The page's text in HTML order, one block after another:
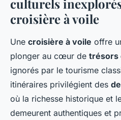
dans des
Inexplorés
Sandro •25 avril 2025•5 min de
culturels
croisière à voile
Une croisière à voile offre
plonger au cœur de trésors
ignorés par le tourisme
itinéraires privilégient des
où la richesse historique et
demeurent authentiques et